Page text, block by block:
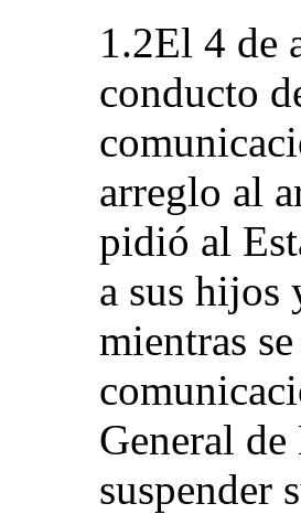
1.2El 4 de
conducto
arreglo al
pidió al
a sus hijos
mientras
General
suspender